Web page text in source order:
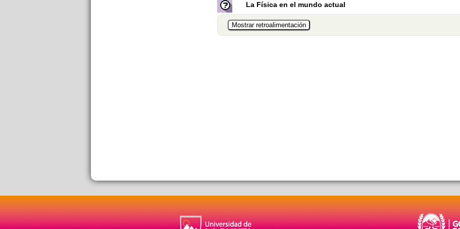
La Física en el mundo actual